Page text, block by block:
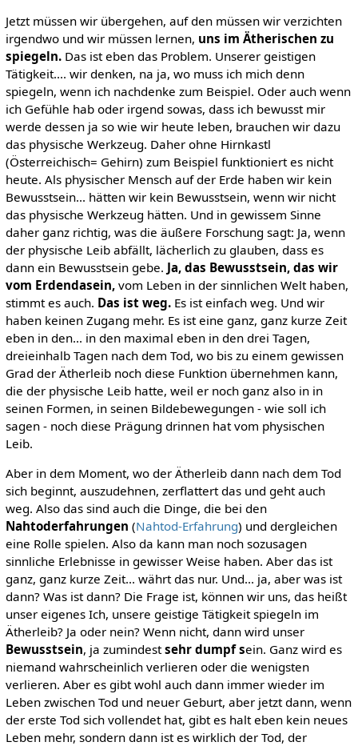
Jetzt müssen wir übergehen, auf den müssen wir verzichten
irgendwo und wir müssen lernen, uns im Ätherischen zu
spiegeln.Das ist eben das Problem. Unserer geistigen
Tätigkeit.... wir denken, na ja, wo muss ich mich denn
spiegeln, wenn ich nachdenke zum Beispiel. Oder auch wenn
ich Gefühle hab oder irgend sowas, dass ich bewusst mir
werde dessen ja so wie wir heute leben, brauchen wir dazu
das physische Werkzeug. Daher ohne Hirnkastl
(Österreichisch= Gehirn) zum Beispiel funktioniert es nicht
heute. Als physischer Mensch auf der Erde haben wir kein
Bewusstsein... hätten wir kein Bewusstsein, wenn wir nicht
das physische Werkzeug hätten. Und in gewissem Sinne
daher ganz richtig, was die äußere Forschung sagt: Ja, wenn
der physische Leib abfällt, lächerlich zu glauben, dass es
dann ein Bewusstsein gebe. Ja, das Bewusstsein, das wir
vom Erdendasein,vom Leben in der sinnlichen Welt haben,
stimmt es auch. Das ist weg.Es ist einfach weg. Und wir
haben keinen Zugang mehr. Es ist eine ganz, ganz kurze Zeit
eben in den... in den maximal eben in den drei Tagen,
dreieinhalb Tagen nach dem Tod, wo bis zu einem gewissen
Grad der Ätherleib noch diese Funktion übernehmen kann,
die der physische Leib hatte, weil er noch ganz also in in
seinen Formen, in seinen Bildebewegungen - wie soll ich
sagen - noch diese Prägung drinnen hat vom physischen
Leib.
Aber in dem Moment, wo der Ätherleib dann nach dem Tod
sich beginnt, auszudehnen, zerflattert das und geht auch
weg. Also das sind auch die Dinge, die bei den
Nahtoderfahrungen (Nahtod-Erfahrung) und dergleichen
eine Rolle spielen. Also da kann man noch sozusagen
sinnliche Erlebnisse in gewisser Weise haben. Aber das ist
ganz, ganz kurze Zeit... währt das nur. Und... ja, aber was ist
dann? Was ist dann? Die Frage ist, können wir uns, das heißt
unser eigenes Ich, unsere geistige Tätigkeit spiegeln im
Ätherleib? Ja oder nein? Wenn nicht, dann wird unser
Bewusstsein, ja zumindestsehr dumpf sein. Ganz wird es
niemand wahrscheinlich verlieren oder die wenigsten
verlieren. Aber es gibt wohl auch dann immer wieder im
Leben zwischen Tod und neuer Geburt, aber jetzt dann, wenn
der erste Tod sich vollendet hat, gibt es halt eben kein neues
Leben mehr, sondern dann ist es wirklich der Tod, der